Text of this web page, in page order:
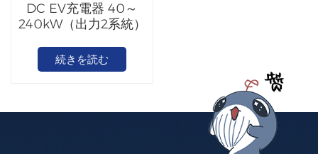
DC EV充電器 40～
240kW（出力2系統）
続きを読む